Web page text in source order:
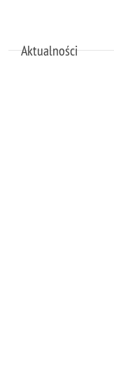
Aktualności